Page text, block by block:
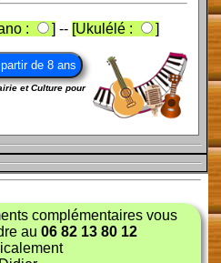
: ] -- [Ukulélé : ]
et Culture pour
complémentaires vous
au06 82 13 80 12